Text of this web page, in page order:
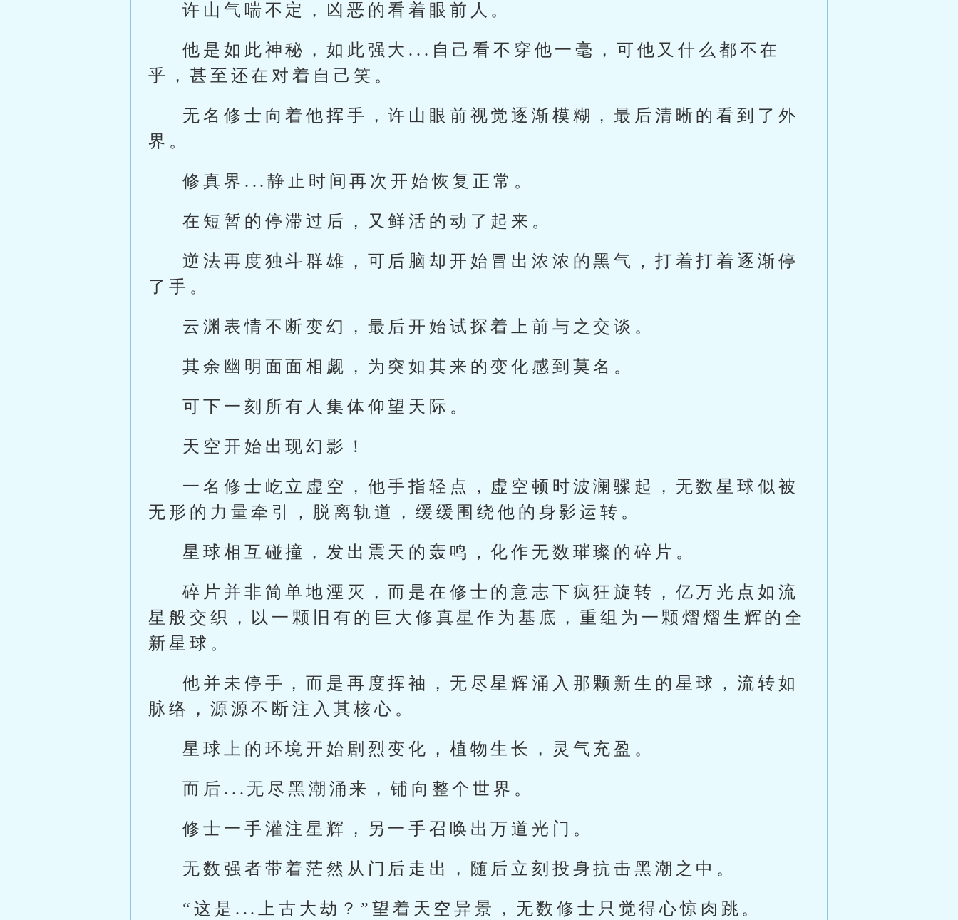
许山气喘不定，凶恶的看着眼前人。
他是如此神秘，如此强大...自己看不穿他一毫，可他又什么都不在
乎，甚至还在对着自己笑。
无名修士向着他挥手，许山眼前视觉逐渐模糊，最后清晰的看到了外
界。
修真界...静止时间再次开始恢复正常。
在短暂的停滞过后，又鲜活的动了起来。
逆法再度独斗群雄，可后脑却开始冒出浓浓的黑气，打着打着逐渐停
了手。
云渊表情不断变幻，最后开始试探着上前与之交谈。
其余幽明面面相觑，为突如其来的变化感到莫名。
可下一刻所有人集体仰望天际。
天空开始出现幻影！
一名修士屹立虚空，他手指轻点，虚空顿时波澜骤起，无数星球似被
无形的力量牵引，脱离轨道，缓缓围绕他的身影运转。
星球相互碰撞，发出震天的轰鸣，化作无数璀璨的碎片。
碎片并非简单地湮灭，而是在修士的意志下疯狂旋转，亿万光点如流
星般交织，以一颗旧有的巨大修真星作为基底，重组为一颗熠熠生辉的全
新星球。
他并未停手，而是再度挥袖，无尽星辉涌入那颗新生的星球，流转如
脉络，源源不断注入其核心。
星球上的环境开始剧烈变化，植物生长，灵气充盈。
而后...无尽黑潮涌来，铺向整个世界。
修士一手灌注星辉，另一手召唤出万道光门。
无数强者带着茫然从门后走出，随后立刻投身抗击黑潮之中。
“这是...上古大劫？”望着天空异景，无数修士只觉得心惊肉跳。